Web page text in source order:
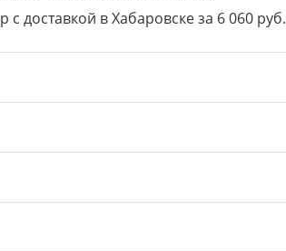
с доставкой в Хабаровске за 6 060 руб.